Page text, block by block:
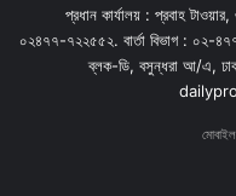
প্রধান কার্যালয় : প্রবাহ
০২৪৭৭-৭২২৫৫২. বার্তা বিভাগ : ০২-
ব্লক-ডি, বসুন্ধরা আ/এ,